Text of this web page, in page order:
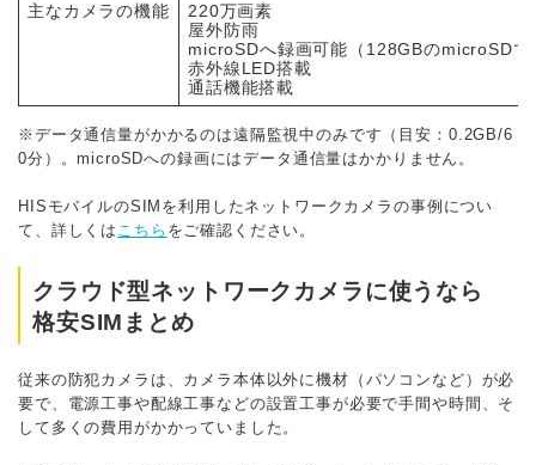
主なカメラの機能
220万画素
屋外防雨
microSDへ録画可能（128GBのmicroSD
赤外線LED搭載
通話機能搭載
※データ通信量がかかるのは遠隔監視中のみです（目安：0.2GB/6
0分）。microSDへの録画にはデータ通信量はかかりません。
HISモバイルのSIMを利用したネットワークカメラの事例につい
て、詳しくは こちら をご確認ください。
クラウド型ネットワークカメラに使うなら
格安SIMまとめ
従来の防犯カメラは、カメラ本体以外に機材（パソコンなど）が必
要で、電源工事や配線工事などの設置工事が必要で手間や時間、そ
して多くの費用がかかっていました。